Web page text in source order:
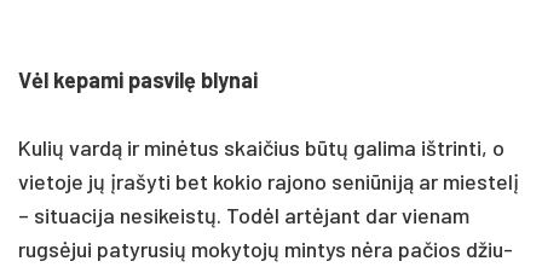
Vėl ke­pa­mi pa­svilę bly­nai
Ku­lių vardą ir minė­tus skai­čius būtų ga­li­ma išt­rin­ti, o
vie­to­je jų įra­šy­ti bet ko­kio ra­jo­no se­niū­niją ar mies­telį
– si­tua­ci­ja ne­si­keistų. Todėl artė­jant dar vie­nam
rugsė­jui pa­ty­ru­sių mo­ky­tojų min­tys nėra pa­čios džiu­